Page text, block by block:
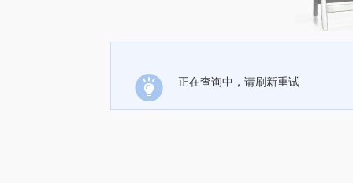
正在查询中，请刷新重试